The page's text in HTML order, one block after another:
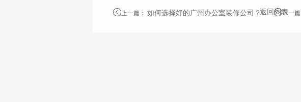
上一篇 ： 如何选择好的广州办公室装修公司？ 下一篇
返回列表